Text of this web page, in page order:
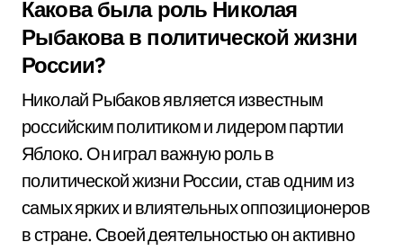
Какова была роль Николая
Рыбакова в политической жизни
России?
Николай Рыбаков является известным
российским политиком и лидером партии
Яблоко. Он играл важную роль в
политической жизни России, став одним из
самых ярких и влиятельных оппозиционеров
в стране. Своей деятельностью он активно